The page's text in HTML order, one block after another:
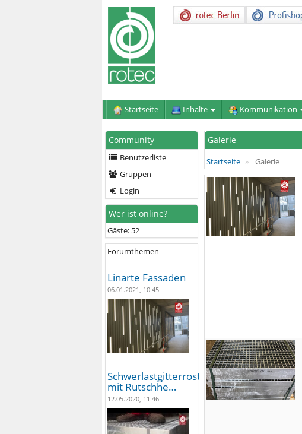
Startseite Inhalte Kommunikation
Community
Benutzerliste
Gruppen
Login
Wer ist online?
Gäste: 52
Forumthemen
Linarte Fassaden
06.01.2021, 10:45
Schwerlastgitterroste
mit Rutschhe…
12.05.2020, 11:46
Galerie
Startseite Galerie